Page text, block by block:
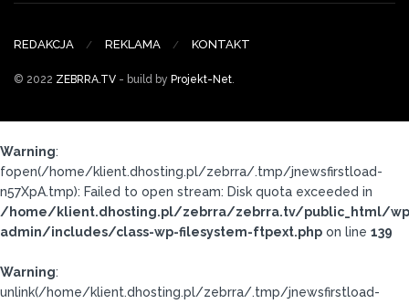
REDAKCJA REKLAMA KONTAKT
© 2022 ZEBRRA.TV - build by Projekt-Net.
Warning:
fopen(/home/klient.dhosting.pl/zebrra/.tmp/jnewsfirstload-
n57XpA.tmp): Failed to open stream: Disk quota exceeded in
/home/klient.dhosting.pl/zebrra/zebrra.tv/public_html/
admin/includes/class-wp-filesystem-ftpext.php on line 139
Warning:
unlink(/home/klient.dhosting.pl/zebrra/.tmp/jnewsfirstload-